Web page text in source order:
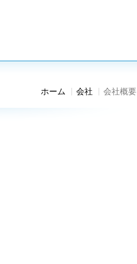
ホーム 会社 会社概要